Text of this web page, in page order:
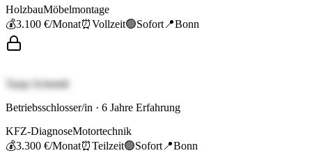
HolzbauMöbelmontage
💰3.100 €/Monat⏰Vollzeit🟢Sofort 📍Bonn
Tanja Schmidt
Betriebsschlosser/in · 6 Jahre Erfahrung
KFZ-DiagnoseMotortechnik
💰3.300 €/Monat⏰Teilzeit🟢Sofort 📍Bonn